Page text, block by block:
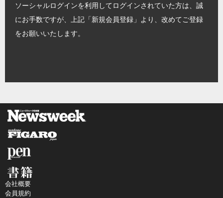
ソーシャルログインを利用してログインされていた方は、誠
にお手数ですが、上記「新規会員登録」より、改めてご登録
をお願いいたします。
会社概要
会員規約